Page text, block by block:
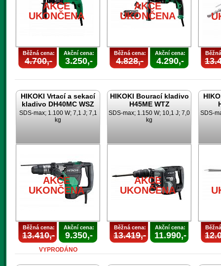
AKCE
UKONČENA
Běžná cena:
4.700,-
Akční cena:
3.250,-
AKCE
UKONČENA
Běžná cena:
4.828,-
Akční cena:
4.290,-
HIKOKI Vrtací a sekací
kladivo DH40MC WSZ
SDS-max; 1.100 W; 7,1 J; 7,1
kg
AKCE
UKONČENA
Běžná cena:
13.410,-
Akční cena:
9.350,-
VYPRODÁNO
HIKOKI Bourací kladivo
H45ME WTZ
SDS-max; 1.150 W; 10,1 J; 7,0
kg
AKCE
UKONČENA
Běžná cena:
13.419,-
Akční cena:
11.990,-
SDS-